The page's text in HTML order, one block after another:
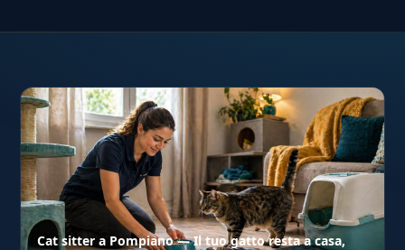
Cat sitter a Pompiano — Il tuo gatto resta a casa,